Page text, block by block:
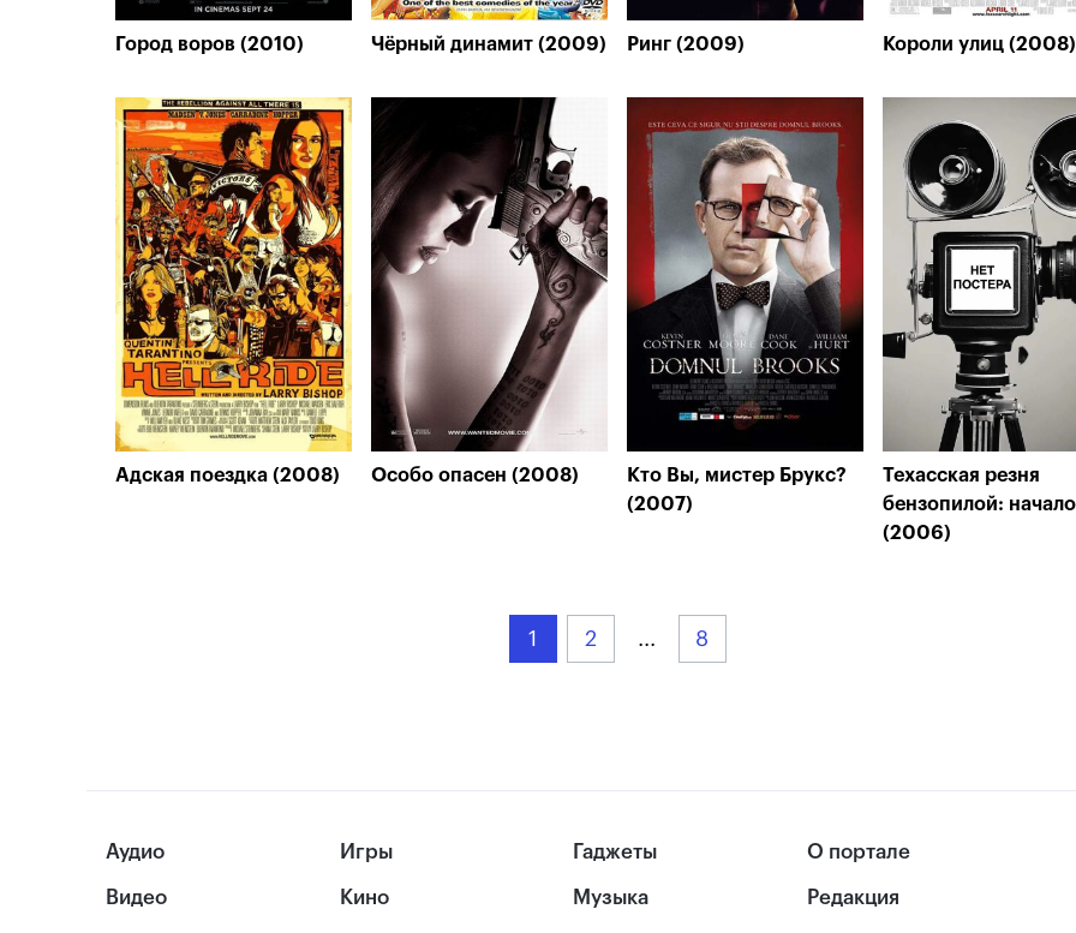
Город воров (2010) Чёрный динамит (2009) Ринг (2009) Короли улиц (2008)
Адская поездка (2008) Особо опасен (2008)
Кто Вы, мистер Брукс?
(2007)
Техасская резня
бензопилой: начало
(2006)
1 2 ... 8
Аудио
Видео
Игры
Кино
Гаджеты
Музыка
О портале
Редакция